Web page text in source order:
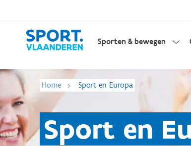
Sporten & bewegen
Home Sport en Europa
Sport en